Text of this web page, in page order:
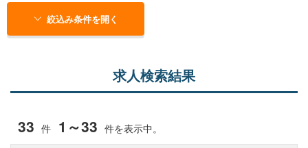
絞込み条件を開く
求人検索結果
33 件 1～33 件を表示中。